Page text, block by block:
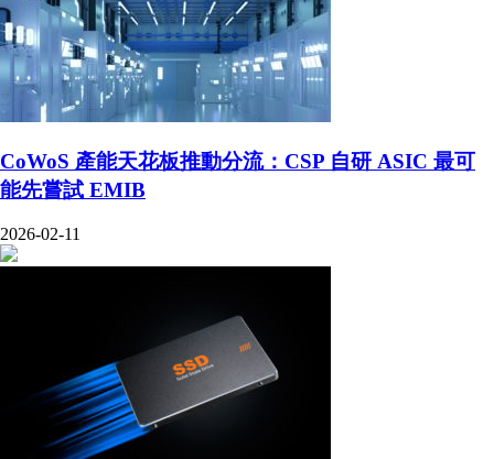
CoWoS 產能天花板推動分流：CSP 自研 ASIC 最可
能先嘗試 EMIB
2026-02-11